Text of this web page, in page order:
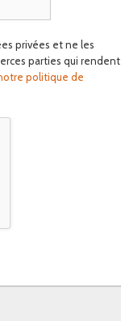
privées et ne les
parties qui rendent
politique de